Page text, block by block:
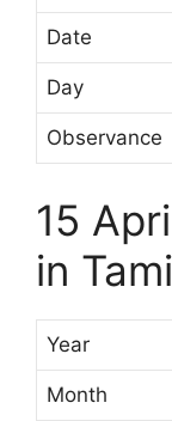
Date
Day
Observance
15
in
Year
Month